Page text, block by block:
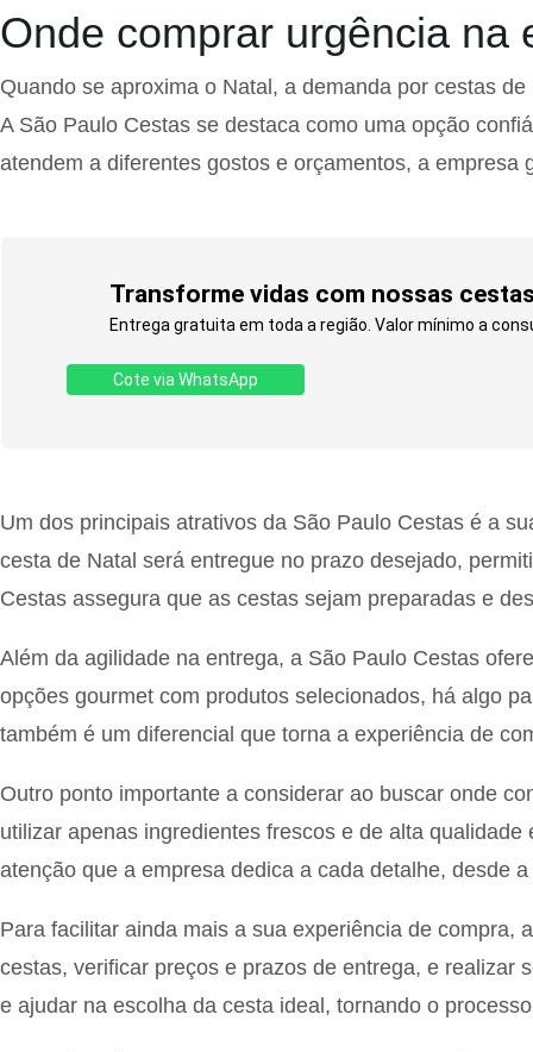
Onde comprar urgência na
Quando se aproxima o Natal, a demanda por cestas
A São Paulo Cestas se destaca como uma opção
atendem a diferentes gostos e orçamentos, a
Transforme vidas com nossas
Entrega gratuita em toda a região. Valor mínimo a
Cote via WhatsApp
Um dos principais atrativos da São Paulo Cestas é a
cesta de Natal será entregue no prazo desejado,
Cestas assegura que as cestas sejam preparadas e
Além da agilidade na entrega, a São Paulo Cestas
opções gourmet com produtos selecionados, há algo
também é um diferencial que torna a experiência de
Outro ponto importante a considerar ao buscar onde
utilizar apenas ingredientes frescos e de alta
atenção que a empresa dedica a cada detalhe, desde
Para facilitar ainda mais a sua experiência de compra,
cestas, verificar preços e prazos de entrega, e realizar
e ajudar na escolha da cesta ideal, tornando o